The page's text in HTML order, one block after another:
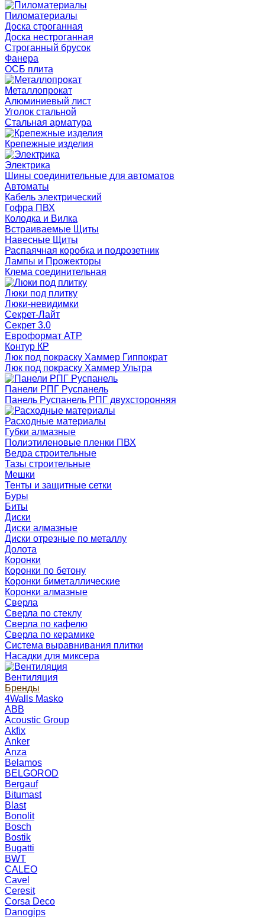
Пиломатериалы
Доска строганная
Доска нестроганная
Строганный брусок
Фанера
ОСБ плита
Металлопрокат
Алюминиевый лист
Уголок стальной
Стальная арматура
Крепежные изделия
Электрика
Шины соединительные для автоматов
Автоматы
Кабель электрический
Гофра ПВХ
Колодка и Вилка
Встраиваемые Щиты
Навесные Щиты
Распаячная коробка и подрозетник
Лампы и Прожекторы
Клема соединительная
Люки под плитку
Люки-невидимки
Секрет-Лайт
Секрет 3.0
Евроформат АТР
Контур КР
Люк под покраску Хаммер Гиппократ
Люк под покраску Хаммер Ультра
Панели РПГ Руспанель
Панель Руспанель РПГ двухсторонняя
Расходные материалы
Губки алмазные
Полиэтиленовые пленки ПВХ
Ведра строительные
Тазы строительные
Мешки
Тенты и защитные сетки
Буры
Биты
Диски
Диски алмазные
Диски отрезные по металлу
Долота
Коронки
Коронки по бетону
Коронки биметаллические
Коронки алмазные
Сверла
Сверла по стеклу
Сверла по кафелю
Сверла по керамике
Система выравнивания плитки
Насадки для миксера
Вентиляция
Бренды
4Walls Masko
ABB
Acoustic Group
Akfix
Anker
Anza
Belamos
BELGOROD
Bergauf
Bitumast
Blast
Bonolit
Bosch
Bostik
Bugatti
BWT
CALEO
Cavel
Ceresit
Corsa Deco
Danogips